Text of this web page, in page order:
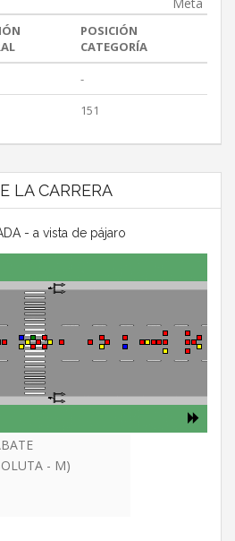
Meta
POSICIÓN
CATEGORÍA
-
151
LA CARRERA
- a vista de pájaro
- M)